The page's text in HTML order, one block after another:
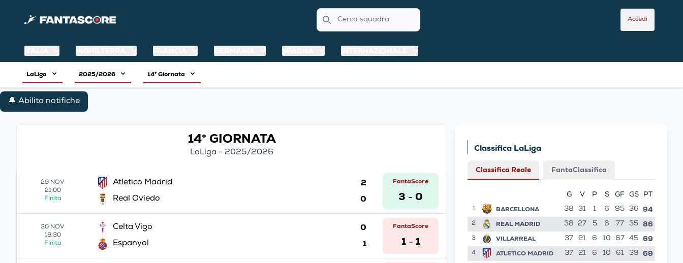
Search
Accedi
LaLiga 2025/2026 14° Giornata
🔔 Abilita notifiche
14° GIORNATA
LaLiga - 2025/2026
29 NOV
21:00
Finita
Atletico Madrid 2
Real Oviedo 0
FantaScore
3 - 0
30 NOV
18:30
Finita
Celta Vigo 0
Espanyol 1
FantaScore
1 - 1
Classifica LaLiga
Classifica Reale FantaClassifica
G V P S GF GS PT
1 BARCELLONA 38 31 1 6 95 36 94
2 REAL MADRID 38 27 5 6 77 35 86
3 VILLARREAL 37 21 6 10 67 45 69
4 ATLETICO MADRID 37 21 6 10 61 39 69